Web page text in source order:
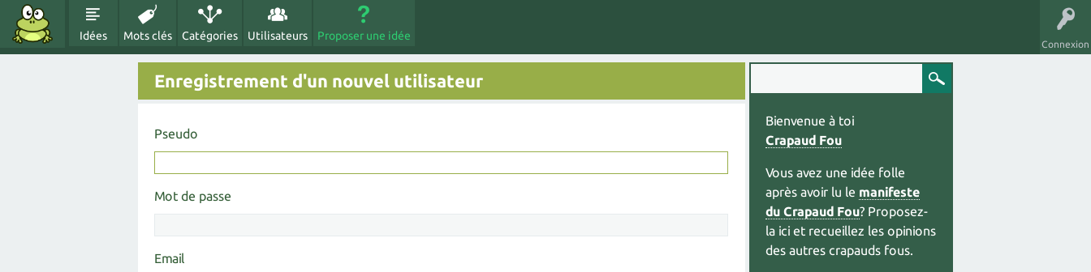
Connexion
Idées Mots clés Catégories Utilisateurs Proposer une idée
Enregistrement d'un nouvel utilisateur
Pseudo
Mot de passe
Email
Bienvenue à toi
Crapaud Fou
Vous avez une idée folle
après avoir lu le manifeste
du Crapaud Fou? Proposez-
la ici et recueillez les opinions
des autres crapauds fous.